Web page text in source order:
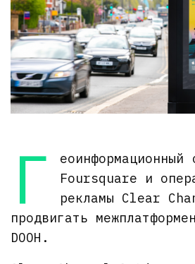
Г
еоинформационный
Foursquare и
рекламы Clear
продвигать
DOOH.